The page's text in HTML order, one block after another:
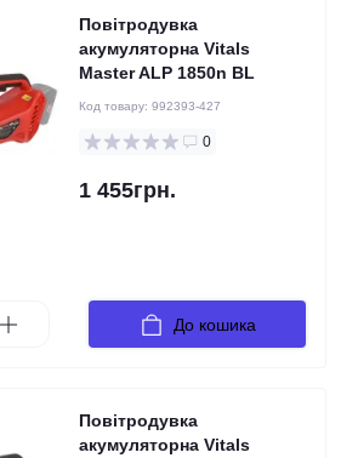
Повітродувка
акумуляторна Vitals
Master ALP 1850n BL
Код товару: 992393-427
0
1 455грн.
До кошика
Повітродувка
акумуляторна Vitals